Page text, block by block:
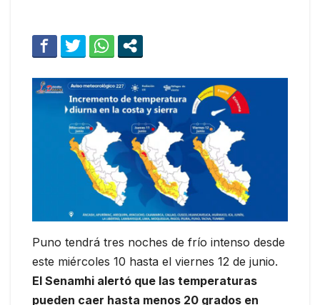
Puno tendrá tres noches de frío intenso desde
este miércoles 10 hasta el viernes 12 de junio.
El Senamhi alertó que las temperaturas
pueden caer hasta menos 20 grados en